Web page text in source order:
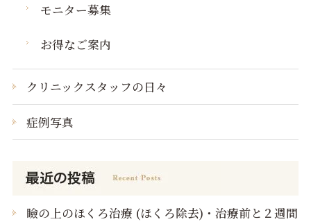
モニター募集
お得なご案内
クリニックスタッフの日々
症例写真
瞼の上のほくろ治療 (ほくろ除去)・治療前と２週間